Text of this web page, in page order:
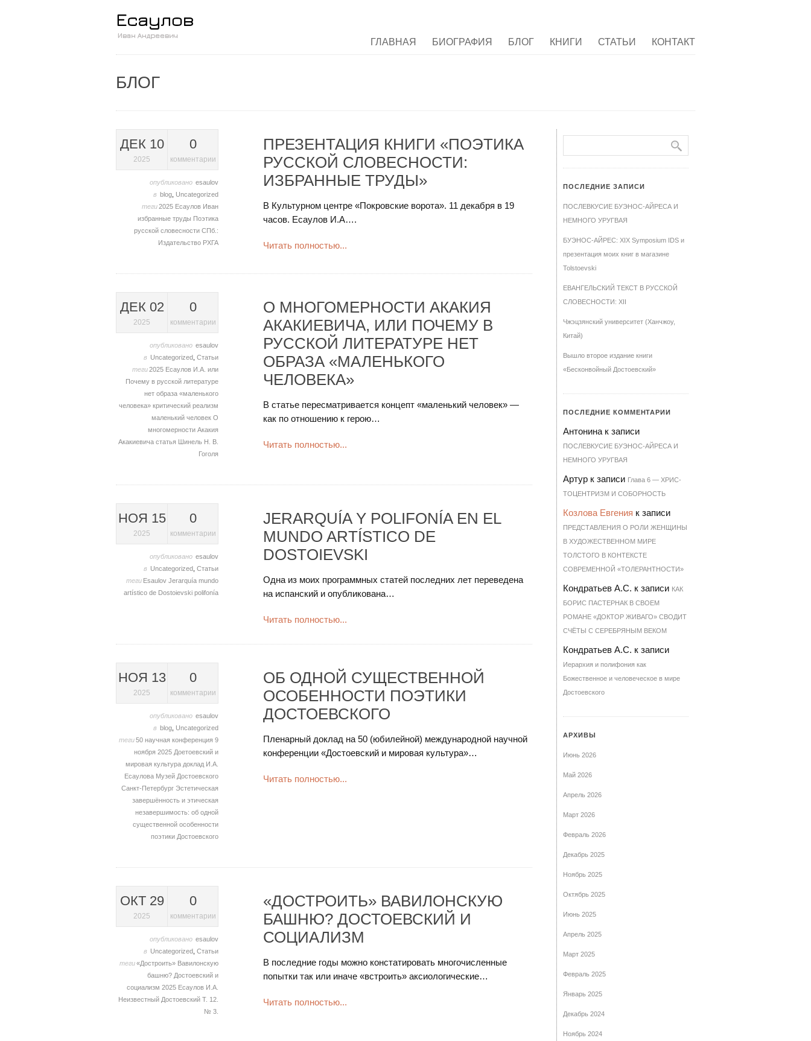
ГЛАВНАЯ БИОГРАФИЯ БЛОГ КНИГИ СТАТЬИ КОНТАКТ
БЛОГ
ДЕК 10
2025
0
комментарии
опубликовано esaulov
в blog Uncategorized
теги2025 Есаулов Иван
избранные труды Поэтика
русской словесности СПб.:
Издательство РХГА
ПРЕЗЕНТАЦИЯ КНИГИ «ПОЭТИКА
РУССКОЙ СЛОВЕСНОСТИ:
ИЗБРАННЫЕ ТРУДЫ»
В Культурном центре «Покровские ворота». 11 декабря в 19
часов. Есаулов И.А….
Читать полностью...
ДЕК 02
2025
0
комментарии
опубликовано esaulov
в Uncategorized Статьи
теги2025 Есаулов И.А. или
Почему в русской литературе
нет образа «маленького
человека» критический реализм
маленький человек О
многомерности Акакия
Акакиевича статья Шинель Н. В.
Гоголя
О МНОГОМЕРНОСТИ АКАКИЯ
АКАКИЕВИЧА, ИЛИ ПОЧЕМУ В
РУССКОЙ ЛИТЕРАТУРЕ НЕТ
ОБРАЗА «МАЛЕНЬКОГО
ЧЕЛОВЕКА»
В статье пересматривается концепт «маленький человек» —
как по отношению к герою…
Читать полностью...
НОЯ 15
2025
0
комментарии
опубликовано esaulov
в Uncategorized Статьи
теги Esaulov Jerarquía mundo
artístico de Dostoievski polifonía
JERARQUÍA Y POLIFONÍA EN EL
MUNDO ARTÍSTICO DE
DOSTOIEVSKI
Одна из моих программных статей последних лет переведена
на испанский и опубликована…
Читать полностью...
НОЯ 13
2025
0
комментарии
опубликовано esaulov
в blog Uncategorized
теги50 научная конференция 9
ноября 2025 Доетоевский и
мировая культура доклад И.А.
Есаулова Музей Достоевского
Санкт-Петербург Эстетическая
завершённость и этическая
незавершимость: об одной
существенной особенности
поэтики Достоевского
ОБ ОДНОЙ СУЩЕСТВЕННОЙ
ОСОБЕННОСТИ ПОЭТИКИ
ДОСТОЕВСКОГО
Пленарный доклад на 50 (юбилейной) международной научной
конференции «Достоевский и мировая культура»…
Читать полностью...
ОКТ 29
2025
0
комментарии
опубликовано esaulov
в Uncategorized Статьи
теги«Достроить» Вавилонскую
башню? Достоевский и
социализм 2025 Есаулов И.А.
Неизвестный Достоевский Т. 12.
№ 3.
«ДОСТРОИТЬ» ВАВИЛОНСКУЮ
БАШНЮ? ДОСТОЕВСКИЙ И
СОЦИАЛИЗМ
В последние годы можно констатировать многочисленные
попытки так или иначе «встроить» аксиологические…
Читать полностью...
ПОСЛЕДНИЕ ЗАПИСИ
ПОСЛЕВКУСИЕ БУЭНОС-АЙРЕСА И
НЕМНОГО УРУГВАЯ
БУЭНОС-АЙРЕС: XIX Symposium IDS и
презентация моих книг в магазине
Tolstoevski
ЕВАНГЕЛЬСКИЙ ТЕКСТ В РУССКОЙ
СЛОВЕСНОСТИ: XII
Чжэцзянский университет (Ханчжоу,
Китай)
Вышло второе издание книги
«Бесконвойный Достоевский»
ПОСЛЕДНИЕ КОММЕНТАРИИ
Антонина к записи
ПОСЛЕВКУСИЕ БУЭНОС-АЙРЕСА И
НЕМНОГО УРУГВАЯ
Артур к записи Гла­ва 6 — ХРИ­С­
ТО­ЦЕН­Т­РИЗМ И СО­БОР­НОСТЬ
Козлова Евгения к записи
ПРЕДСТАВЛЕНИЯ О РОЛИ ЖЕНЩИНЫ
В ХУДОЖЕСТВЕННОМ МИРЕ
ТОЛСТОГО В КОНТЕКСТЕ
СОВРЕМЕННОЙ «ТОЛЕРАНТНОСТИ»
Кондратьев А.С. к записи КАК
БОРИС ПАСТЕРНАК В СВОЕМ
РОМАНЕ «ДОКТОР ЖИВАГО» СВОДИТ
СЧЁТЫ С СЕРЕБРЯНЫМ ВЕКОМ
Кондратьев А.С. к записи
Иерархия и полифония как
Божественное и человеческое в мире
Достоевского
АРХИВЫ
Июнь 2026
Май 2026
Апрель 2026
Март 2026
Февраль 2026
Декабрь 2025
Ноябрь 2025
Октябрь 2025
Июнь 2025
Апрель 2025
Март 2025
Февраль 2025
Январь 2025
Декабрь 2024
Ноябрь 2024